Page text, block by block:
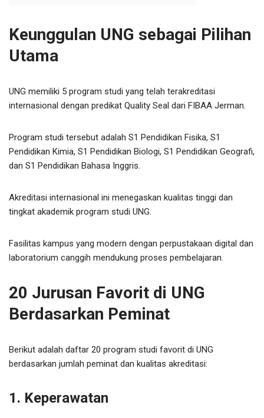
Keunggulan UNG sebagai Pilihan
Utama
UNG memiliki 5 program studi yang telah terakreditasi
internasional dengan predikat Quality Seal dari FIBAA Jerman.
Program studi tersebut adalah S1 Pendidikan Fisika, S1
Pendidikan Kimia, S1 Pendidikan Biologi, S1 Pendidikan Geografi,
dan S1 Pendidikan Bahasa Inggris.
Akreditasi internasional ini menegaskan kualitas tinggi dan
tingkat akademik program studi UNG.
Fasilitas kampus yang modern dengan perpustakaan digital dan
laboratorium canggih mendukung proses pembelajaran.
20 Jurusan Favorit di UNG
Berdasarkan Peminat
Berikut adalah daftar 20 program studi favorit di UNG
berdasarkan jumlah peminat dan kualitas akreditasi:
1. Keperawatan